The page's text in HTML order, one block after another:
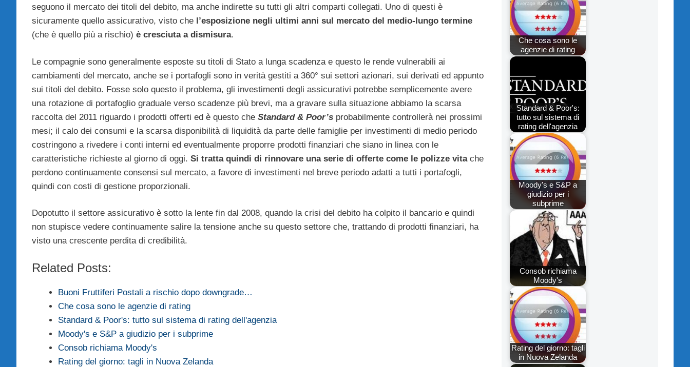
seguono il mercato dei titoli del debito, ma anche indirette su tutti gli altri comparti collegati. Uno di questi è
sicuramente quello assicurativo, visto che l’esposizione negli ultimi anni sul mercato del medio-lungo termine
(che è quello più a rischio) è cresciuta a dismisura.
Le compagnie sono generalmente esposte su titoli di Stato a lunga scadenza e questo le rende vulnerabili ai
cambiamenti del mercato, anche se i portafogli sono in verità gestiti a 360° sui settori azionari, sui derivati ed appunto
sui titoli del debito. Fosse solo questo il problema, gli investimenti degli assicurativi potrebbe semplicemente avere
una rotazione di portafoglio graduale verso scadenze più brevi, ma a gravare sulla situazione abbiamo la scarsa
raccolta del 2011 riguardo i prodotti offerti ed è questo che Standard & Poor’s probabilmente controllerà nei prossimi
mesi; il calo dei consumi e la scarsa disponibilità di liquidità da parte delle famiglie per investimenti di medio periodo
costringono a rivedere i conti interni ed eventualmente proporre prodotti finanziari che siano in linea con le
caratteristiche richieste al giorno di oggi. Si tratta quindi di rinnovare una serie di offerte come le polizze vitache
perdono continuamente consensi sul mercato, a favore di investimenti nel breve periodo adatti a tutti i portafogli,
quindi con costi di gestione proporzionali.
Dopotutto il settore assicurativo è sotto la lente fin dal 2008, quando la crisi del debito ha colpito il bancario e quindi
non stupisce vedere continuamente salire la tensione anche su questo settore che, trattando di prodotti finanziari, ha
visto una crescente perdita di credibilità.
Related Posts:
Buoni Fruttiferi Postali a rischio dopo downgrade…
Che cosa sono le agenzie di rating
Standard & Poor's: tutto sul sistema di rating dell'agenzia
Moody's e S&P a giudizio per i subprime
Consob richiama Moody's
Rating del giorno: tagli in Nuova Zelanda
Che cosa sono le
agenzie di rating
Standard & Poor's:
tutto sul sistema di
rating dell'agenzia
Moody's e S&P a
giudizio per i
subprime
Consob richiama
Moody's
Rating del giorno: tagli
in Nuova Zelanda